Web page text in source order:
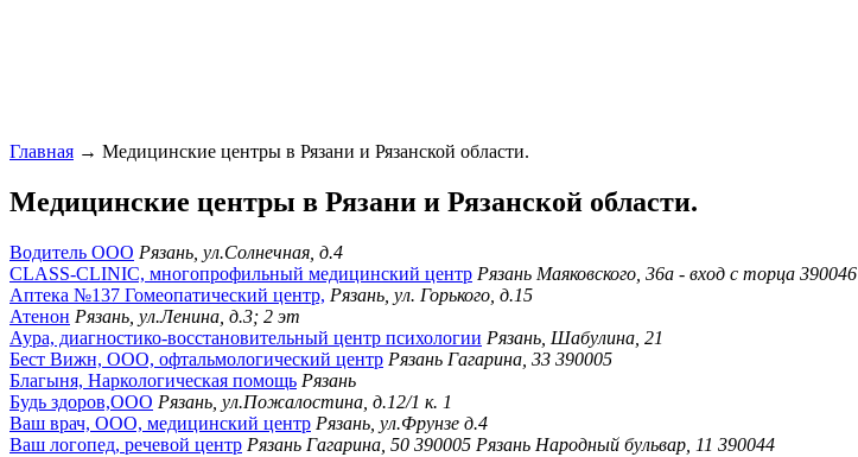
Главная → Медицинские центры в Рязани и Рязанской области.
Медицинские центры в Рязани и Рязанской области.
Водитель ООО Рязань, ул.Солнечная, д.4
CLASS-CLINIC, многопрофильный медицинский центр Рязань Маяковского, 36а - вход с торца 390046
Аптека №137 Гомеопатический центр, Рязань, ул. Горького, д.15
Атенон Рязань, ул.Ленина, д.3; 2 эт
Аура, диагностико-восстановительный центр психологии Рязань, Шабулина, 21
Бест Вижн, ООО, офтальмологический центр Рязань Гагарина, 33 390005
Благыня, Наркологическая помощь Рязань
Будь здоров,ООО Рязань, ул.Пожалостина, д.12/1 к. 1
Ваш врач, ООО, медицинский центр Рязань, ул.Фрунзе д.4
Ваш логопед, речевой центр Рязань Гагарина, 50 390005 Рязань Народный бульвар, 11 390044